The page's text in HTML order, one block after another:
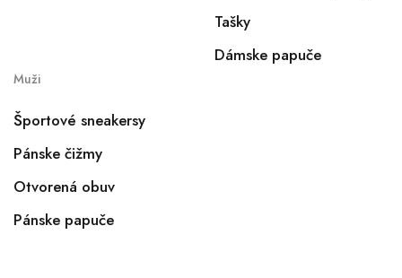
Tašky
Dámske papuče
Muži
Športové sneakersy
Pánske čižmy
Otvorená obuv
Pánske papuče